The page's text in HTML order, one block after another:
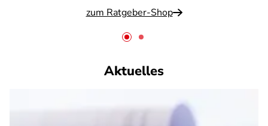
zum Ratgeber-Shop
Aktuelles